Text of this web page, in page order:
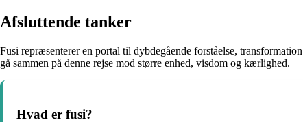
Afsluttende tanker
Fusi repræsenterer en portal til dybdegående forståelse,
gå sammen på denne rejse mod større enhed, visdom og kærlighed.
Hvad er fusi?